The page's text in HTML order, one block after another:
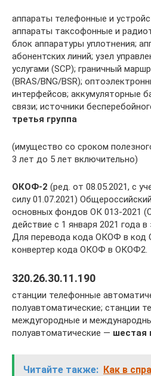
аппараты телефонные и
аппараты таксофонные и
блок аппаратуры уплотнения;
абонентских линий; узел
услугами (SCP); граничный
(BRAS/BNG/BSR);
интерфейсов; аккумуляторные
связи; источники
третья группа
(имущество со сроком
3 лет до 5 лет включительно)
ОКОФ-2 (ред. от 08.05.2021, с
силу 01.07.2021)
основных фондов ОК 013-2021
действие с 1 января 2021 года
Для перевода кода ОКОФ в код
конвертер кода ОКОФ в ОКОФ2.
320.26.30.11.190
станции телефонные
полуавтоматические; станции
междугородные и
полуавтоматические — шестая
Читайте также: Как в